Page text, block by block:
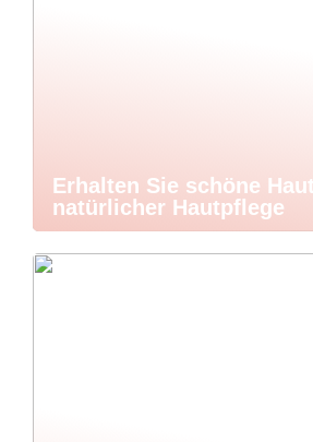
Erhalten Sie schöne
natürlicher Hautpflege